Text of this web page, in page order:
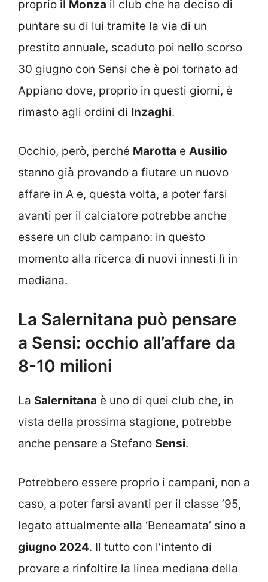
proprio il Monza il club che ha deciso di
puntare su di lui tramite la via di un
prestito annuale, scaduto poi nello scorso
30 giugno con Sensi che è poi tornato ad
Appiano dove, proprio in questi giorni, è
rimasto agli ordini di Inzaghi.
Occhio, però, perché Marotta e Ausilio
stanno già provando a fiutare un nuovo
affare in A e, questa volta, a poter farsi
avanti per il calciatore potrebbe anche
essere un club campano: in questo
momento alla ricerca di nuovi innesti lì in
mediana.
La Salernitana può pensare
a Sensi: occhio all’affare da
8-10 milioni
La Salernitana è uno di quei club che, in
vista della prossima stagione, potrebbe
anche pensare a Stefano Sensi.
Potrebbero essere proprio i campani, non a
caso, a poter farsi avanti per il classe ’95,
legato attualmente alla ‘Beneamata’ sino a
giugno 2024. Il tutto con l’intento di
provare a rinfoltire la linea mediana della